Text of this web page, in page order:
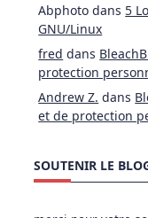
Abphoto dans 5
GNU/Linux
fred dans
protection
Andrew Z. dans
et de protection
SOUTENIR LE